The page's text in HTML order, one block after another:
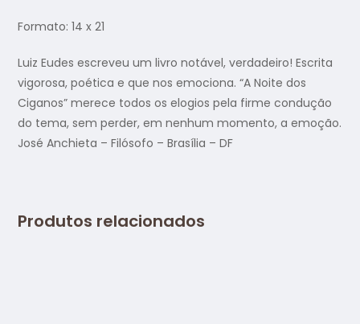
Formato: 14 x 21
Luiz Eudes escreveu um livro notável, verdadeiro! Escrita
vigorosa, poética e que nos emociona. “A Noite dos
Ciganos” merece todos os elogios pela firme condução
do tema, sem perder, em nenhum momento, a emoção.
José Anchieta – Filósofo – Brasília – DF
Produtos relacionados